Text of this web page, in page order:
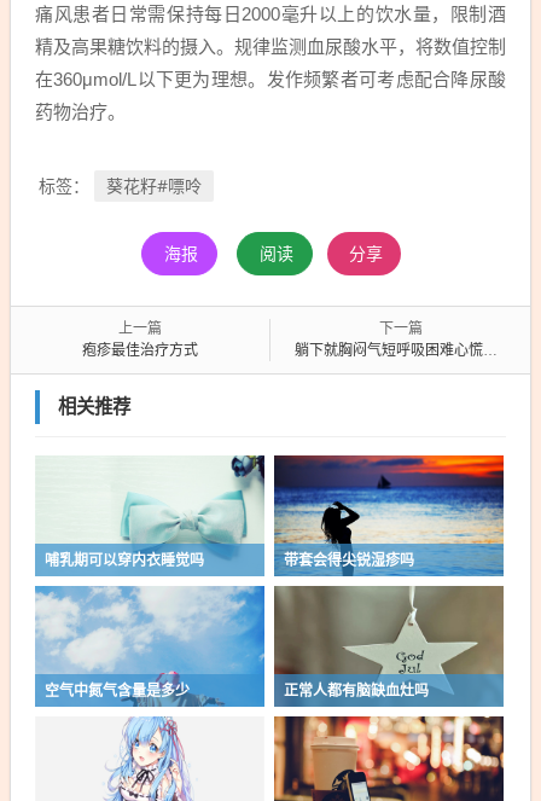
痛风患者日常需保持每日2000毫升以上的饮水量，限制酒
精及高果糖饮料的摄入。规律监测血尿酸水平，将数值控制
在360μmol/L以下更为理想。发作频繁者可考虑配合降尿酸
药物治疗。
标签： 葵花籽#嘌呤
海报 阅读 分享
上一篇
疱疹最佳治疗方式
下一篇
躺下就胸闷气短呼吸困难心慌是什么原因
相关推荐
哺乳期可以穿内衣睡觉吗 带套会得尖锐湿疹吗
空气中氮气含量是多少 正常人都有脑缺血灶吗